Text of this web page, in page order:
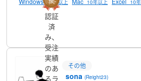
対応可能。● 成果へのコミット：「見た目」だけでなく、集客や
売上につながるデザインを追求。
ロゴ制作：新規施設の信頼感を表現 → 問い
● SNSバナー：広告改善でクリック率2.2倍に
ー：地域イベントで参加者数30％増
できませんが、幅広い分野の案件に対応して
15年以上 10年以上 10
認証
済
み、
受注
実績
のあ
るラ
その他
sona(Reight23)